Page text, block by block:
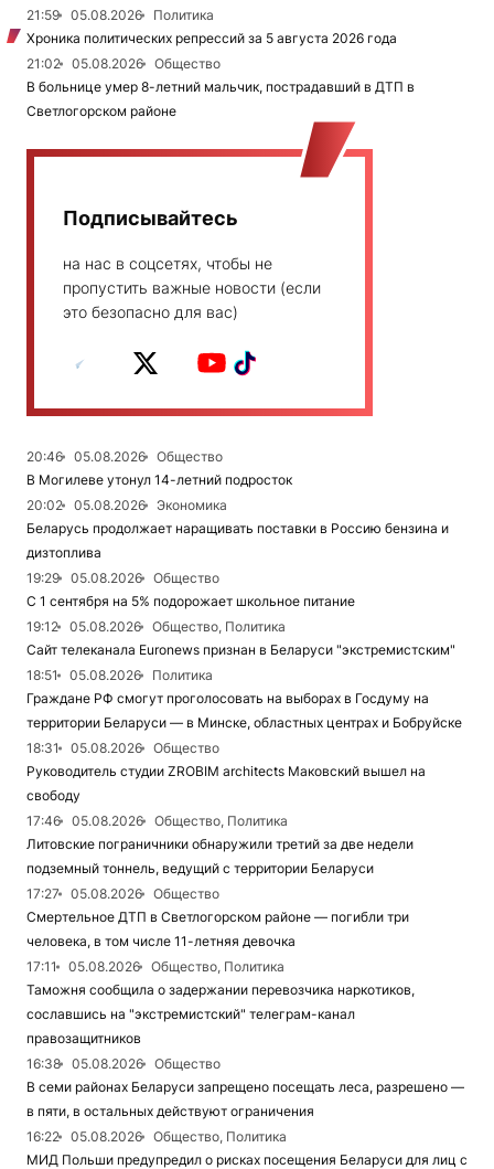
21:59
05.08.2026
Политика
Хроника политических репрессий за 5 августа 2026 года
21:02
05.08.2026
Общество
В больнице умер 8-летний мальчик, пострадавший в ДТП в
Светлогорском районе
Подписывайтесь
на нас в соцсетях, чтобы не
пропустить важные новости (если
это безопасно для вас)
20:46 05.08.2026
Общество
В Могилеве утонул 14-летний подросток
20:02
05.08.2026
Экономика
Беларусь продолжает наращивать поставки в Россию бензина и
дизтоплива
19:29
05.08.2026
Общество
С 1 сентября на 5% подорожает школьное питание
19:12
05.08.2026
Общество, Политика
Сайт телеканала Euronews признан в Беларуси "экстремистским"
18:51
05.08.2026
Политика
Граждане РФ смогут проголосовать на выборах в Госдуму на
территории Беларуси — в Минске, областных центрах и Бобруйске
18:31
05.08.2026
Общество
Руководитель студии ZROBIM architects Маковский вышел на
свободу
17:46
05.08.2026
Общество, Политика
Литовские пограничники обнаружили третий за две недели
подземный тоннель, ведущий с территории Беларуси
17:27
05.08.2026
Общество
Смертельное ДТП в Светлогорском районе — погибли три
человека, в том числе 11-летняя девочка
17:11
05.08.2026
Общество, Политика
Таможня сообщила о задержании перевозчика наркотиков,
сославшись на "экстремистский" телеграм-канал
правозащитников
16:38
05.08.2026
Общество
В семи районах Беларуси запрещено посещать леса, разрешено —
в пяти, в остальных действуют ограничения
16:22
05.08.2026
Общество, Политика
МИД Польши предупредил о рисках посещения Беларуси для лиц с